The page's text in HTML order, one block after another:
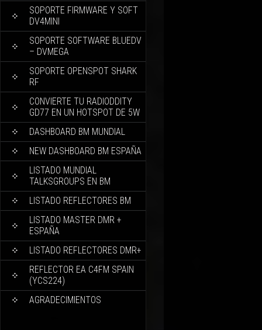
SOPORTE FIRMWARE Y SOFT
DV4MINI
SOPORTE SOFTWARE BLUEDV
– DVMEGA
SOPORTE OPENSPOT SHARK
RF
CONVIERTE TU RADIODDITY
GD77 EN UN HOTSPOT DE 5W
DASHBOARD BM MUNDIAL
NEW DASHBOARD BM ESPAÑA
LISTADO MUNDIAL
TALKSGROUPS EN BM
LISTADO REFLECTORES BM
LISTADO MASTER DMR +
ESPAÑA
LISTADO REFLECTORES DMR+
REFLECTOR EA C4FM SPAIN
(YCS224)
AGRADECIMIENTOS